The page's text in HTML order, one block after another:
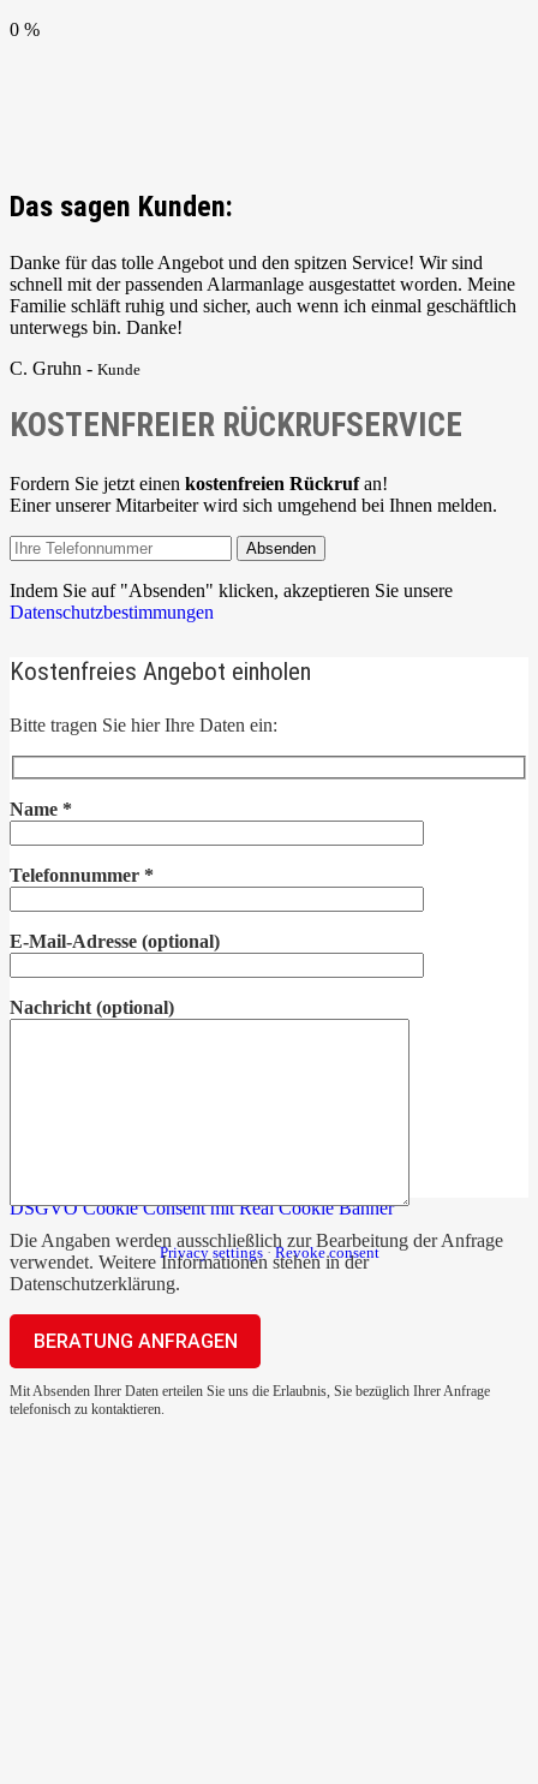
0 %
Das sagen Kunden:
Danke für das tolle Angebot und den spitzen Service! Wir sind
schnell mit der passenden Alarmanlage ausgestattet worden. Meine
Familie schläft ruhig und sicher, auch wenn ich einmal geschäftlich
unterwegs bin. Danke!
C. Gruhn - Kunde
KOSTENFREIER RÜCKRUFSERVICE
Fordern Sie jetzt einen kostenfreien Rückrufan!
Einer unserer Mitarbeiter wird sich umgehend bei Ihnen melden.
Absenden
Indem Sie auf "Absenden" klicken, akzeptieren Sie unsere
Datenschutzbestimmungen
Kostenfreies Angebot einholen
Bitte tragen Sie hier Ihre Daten ein:
Name *
Telefonnummer *
E-Mail-Adresse (optional)
Nachricht (optional)
Die Angaben werden ausschließlich zur Bearbeitung der Anfrage
verwendet. Weitere Informationen stehen in der
Datenschutzerklärung.
Mit Absenden Ihrer Daten erteilen Sie uns die Erlaubnis, Sie bezüglich Ihrer Anfrage
telefonisch zu kontaktieren.
DSGVO Cookie Consent mit Real Cookie Banner
Privacy settings ·Revoke consent